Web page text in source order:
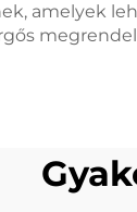
amelyek